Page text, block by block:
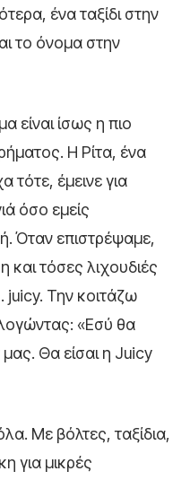
ένα ταξίδι στην
το όνομα στην
είναι ίσως η πιο
Η Ρίτα, ένα
τότε, έμεινε για
όσο εμείς
Όταν επιστρέψαμε,
και τόσες λιχουδιές
juicy. Την κοιτάζω
«Εσύ θα
Θα είσαι η Juicy
Με βόλτες, ταξίδια,
για μικρές